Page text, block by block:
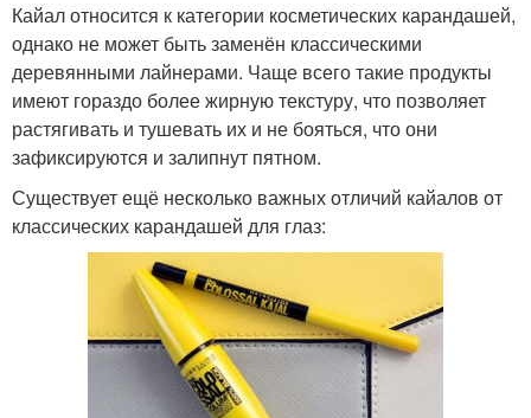
Кайал относится к категории косметических карандашей,
однако не может быть заменён классическими
деревянными лайнерами. Чаще всего такие продукты
имеют гораздо более жирную текстуру, что позволяет
растягивать и тушевать их и не бояться, что они
зафиксируются и залипнут пятном.
Существует ещё несколько важных отличий кайалов от
классических карандашей для глаз: